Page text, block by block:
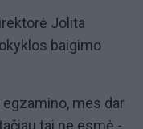
Jolita
baigimo
mes dar